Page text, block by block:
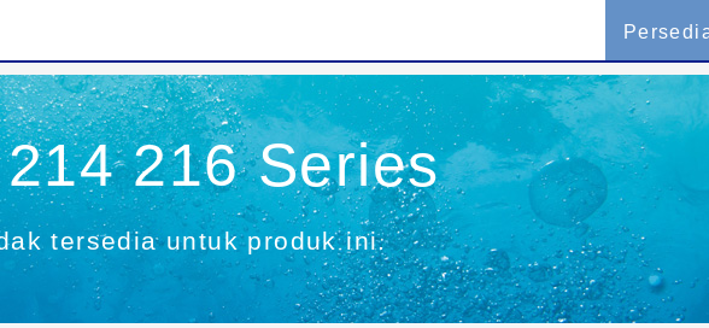
216 Series
tersedia untuk produk ini.